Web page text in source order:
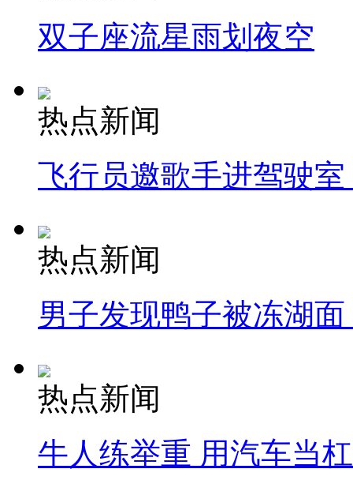
双子座流星雨划夜空
热点新闻
飞行员邀歌手进驾驶
热点新闻
男子发现鸭子被冻湖
热点新闻
牛人练举重 用汽车当